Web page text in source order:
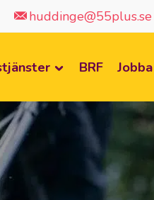
huddinge@55plus.se
BRF